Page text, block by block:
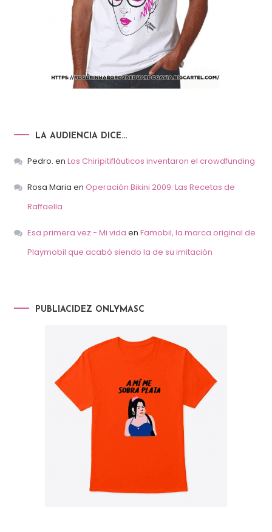
LA AUDIENCIA DICE…
Pedro. en Los Chiripitifláuticos inventaron el crowdfunding
Rosa Maria en Operación Bikini 2009: Las Recetas de
Raffaella
Esa primera vez - Mi vida en Famobil, la marca original de
Playmobil que acabó siendo la de su imitación
PUBLIACIDEZ ONLYMASC